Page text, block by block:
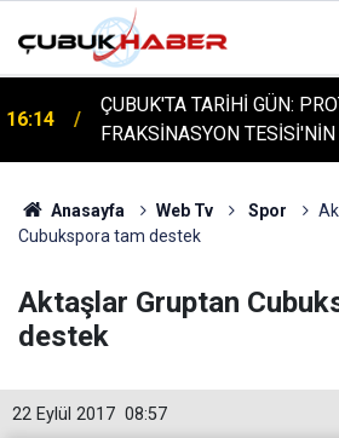
16:14
ÇUBUK'TA TARİHİ GÜN:
FRAKSİNASYON
Anasayfa Web Tv Spor
Cubukspora tam destek
Aktaşlar Gruptan
destek
08:57
22 Eylül 2017